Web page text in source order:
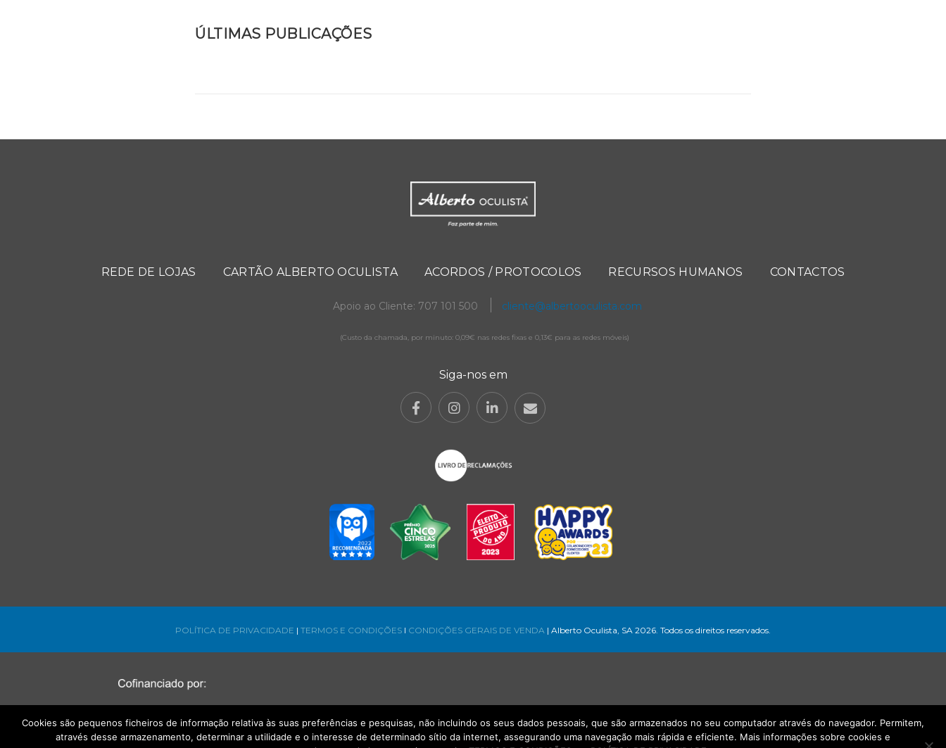
ÚLTIMAS PUBLICAÇÕES
REDE DE LOJAS CARTÃO ALBERTO OCULISTA ACORDOS / PROTOCOLOS RECURSOS HUMANOS CONTACTOS
Apoio ao Cliente: 707 101 500 cliente@albertooculista.com
(Custo da chamada, por minuto: 0,09€ nas redes fixas e 0,13€ para as redes móveis)
Siga-nos em
POLÍTICA DE PRIVACIDADE | TERMOS E CONDIÇÕES l CONDIÇÕES GERAIS DE VENDA | Alberto Oculista, SA 2026. Todos os direitos reservados.
Cookies são pequenos ficheiros de informação relativa às suas preferências e pesquisas, não incluindo os seus dados pessoais, que são armazenados no seu computador através do navegador. Permitem,
através desse armazenamento, determinar a utilidade e o interesse de determinado sítio da internet, assegurando uma navegação mais rápida e eficiente. Mais informações sobre cookies e